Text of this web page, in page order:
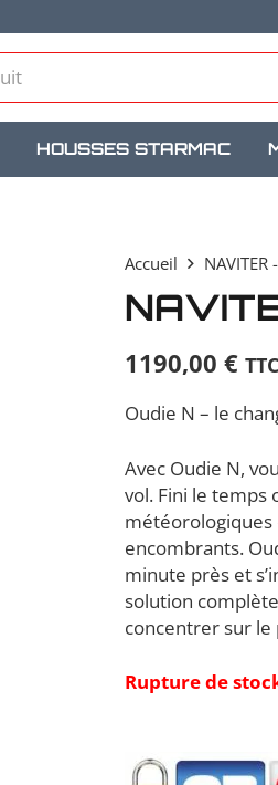
HOUSSES STARMAC
Accueil NAVITER
1190,00 € TTC
Oudie N – le
Avec Oudie N,
vol. Fini le temps
météorologiques
encombrants.
minute près et
solution
concentrer sur
Rupture de